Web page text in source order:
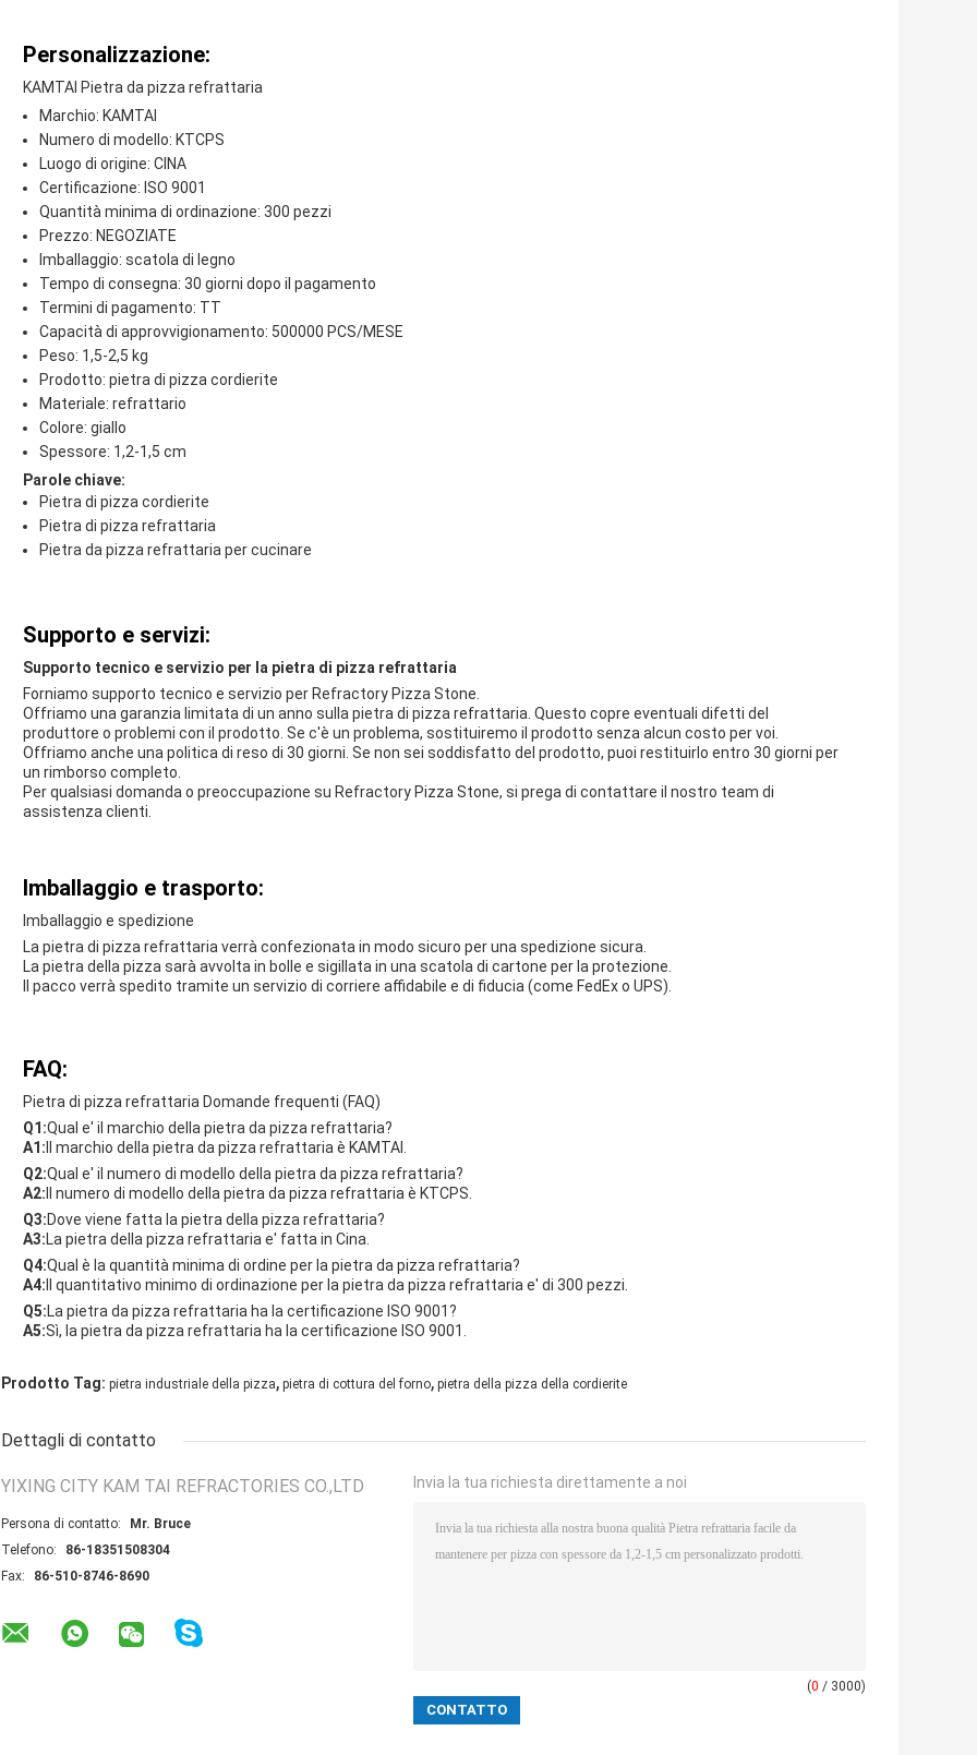
Personalizzazione:
KAMTAI Pietra da pizza refrattaria
Marchio: KAMTAI
Numero di modello: KTCPS
Luogo di origine: CINA
Certificazione: ISO 9001
Quantità minima di ordinazione: 300 pezzi
Prezzo: NEGOZIATE
Imballaggio: scatola di legno
Tempo di consegna: 30 giorni dopo il pagamento
Termini di pagamento: TT
Capacità di approvvigionamento: 500000 PCS/MESE
Peso: 1,5-2,5 kg
Prodotto: pietra di pizza cordierite
Materiale: refrattario
Colore: giallo
Spessore: 1,2-1,5 cm
Parole chiave:
Pietra di pizza cordierite
Pietra di pizza refrattaria
Pietra da pizza refrattaria per cucinare
Supporto e servizi:
Supporto tecnico e servizio per la pietra di pizza refrattaria
Forniamo supporto tecnico e servizio per Refractory Pizza Stone.
Offriamo una garanzia limitata di un anno sulla pietra di pizza refrattaria. Questo copre eventuali difetti del
produttore o problemi con il prodotto. Se c'è un problema, sostituiremo il prodotto senza alcun costo per voi.
Offriamo anche una politica di reso di 30 giorni. Se non sei soddisfatto del prodotto, puoi restituirlo entro 30 giorni per
un rimborso completo.
Per qualsiasi domanda o preoccupazione su Refractory Pizza Stone, si prega di contattare il nostro team di
assistenza clienti.
Imballaggio e trasporto:
Imballaggio e spedizione
La pietra di pizza refrattaria verrà confezionata in modo sicuro per una spedizione sicura.
La pietra della pizza sarà avvolta in bolle e sigillata in una scatola di cartone per la protezione.
Il pacco verrà spedito tramite un servizio di corriere affidabile e di fiducia (come FedEx o UPS).
FAQ:
Pietra di pizza refrattaria Domande frequenti (FAQ)
Q1:Qual e' il marchio della pietra da pizza refrattaria?
A1: Il marchio della pietra da pizza refrattaria è KAMTAI.
Q2:Qual e' il numero di modello della pietra da pizza refrattaria?
A2: Il numero di modello della pietra da pizza refrattaria è KTCPS.
Q3:Dove viene fatta la pietra della pizza refrattaria?
A3:La pietra della pizza refrattaria e' fatta in Cina.
Q4:Qual è la quantità minima di ordine per la pietra da pizza refrattaria?
A4: Il quantitativo minimo di ordinazione per la pietra da pizza refrattaria e' di 300 pezzi.
Q5:La pietra da pizza refrattaria ha la certificazione ISO 9001?
A5:Sì, la pietra da pizza refrattaria ha la certificazione ISO 9001.
Prodotto Tag: pietra industriale della pizza, pietra di cottura del forno, pietra della pizza della cordierite
Dettagli di contatto
YIXING CITY KAM TAI REFRACTORIES CO.,LTD
Persona di contatto:
Mr. Bruce
Telefono:
86-18351508304
Fax:
86-510-8746-8690
Invia la tua richiesta direttamente a noi
(0 / 3000)